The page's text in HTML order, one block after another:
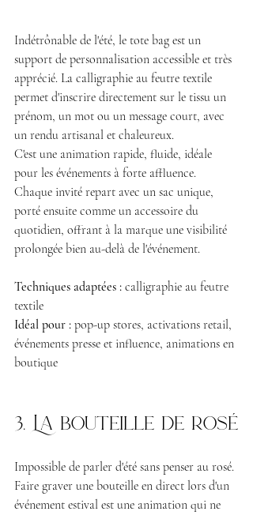
Indétrônable de l'été, le tote bag est un
support de personnalisation accessible et très
apprécié. La calligraphie au feutre textile
permet d'inscrire directement sur le tissu un
prénom, un mot ou un message court, avec
un rendu artisanal et chaleureux.
C'est une animation rapide, fluide, idéale
pour les événements à forte affluence.
Chaque invité repart avec un sac unique,
porté ensuite comme un accessoire du
quotidien, offrant à la marque une visibilité
prolongée bien au-delà de l'événement.
Techniques adaptées : calligraphie au feutre
textile
Idéal pour : pop-up stores, activations retail,
événements presse et influence, animations en
boutique
3. La bouteille de rosé
Impossible de parler d'été sans penser au rosé.
Faire graver une bouteille en direct lors d'un
événement estival est une animation qui ne